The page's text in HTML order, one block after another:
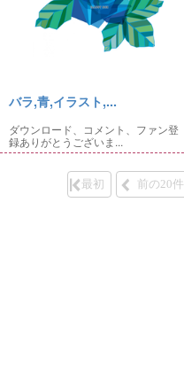
バラ,青,イラスト,...
ダウンロード、コメント、ファン登
録ありがとうございま...
最初 前の20件